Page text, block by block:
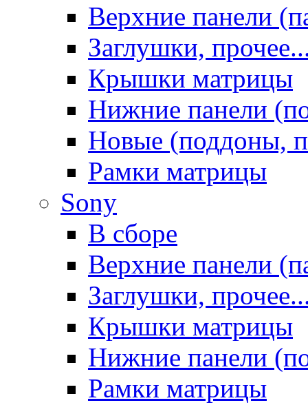
Верхние панели
Заглушки,
Крышки матрицы
Нижние панели
Новые (поддоны,
Рамки матрицы
Sony
В сборе
Верхние панели
Заглушки,
Крышки матрицы
Нижние панели
Рамки матрицы